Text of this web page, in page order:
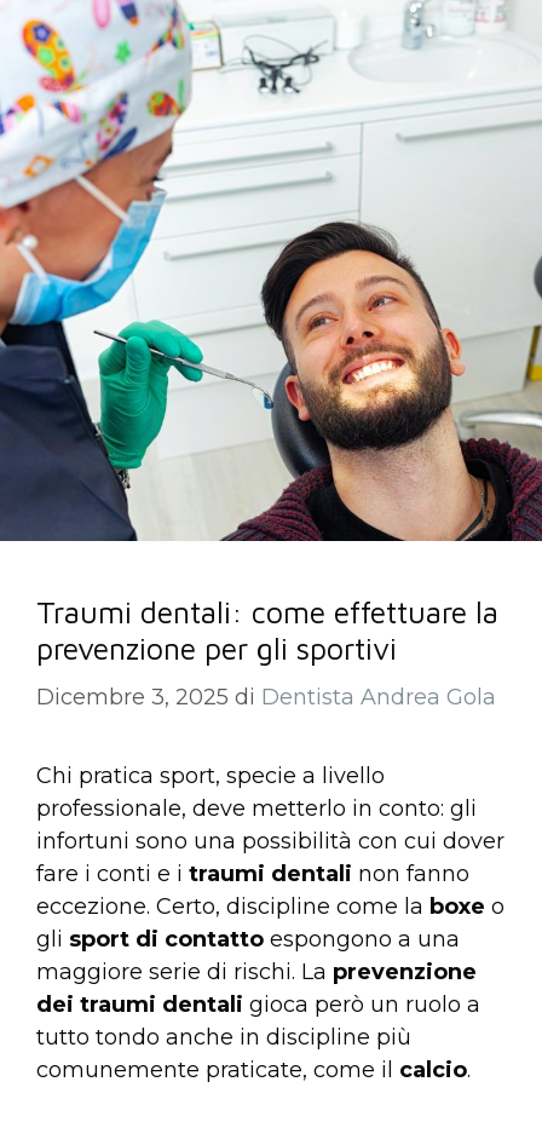
Traumi dentali: come effettuare la
prevenzione per gli sportivi
Dicembre 3, 2025 di Dentista Andrea Gola
Chi pratica sport, specie a livello
professionale, deve metterlo in conto: gli
infortuni sono una possibilità con cui dover
fare i conti e i traumi dentali non fanno
eccezione. Certo, discipline come la boxe o
gli sport di contatto espongono a una
maggiore serie di rischi. La prevenzione
dei traumi dentali gioca però un ruolo a
tutto tondo anche in discipline più
comunemente praticate, come il calcio.